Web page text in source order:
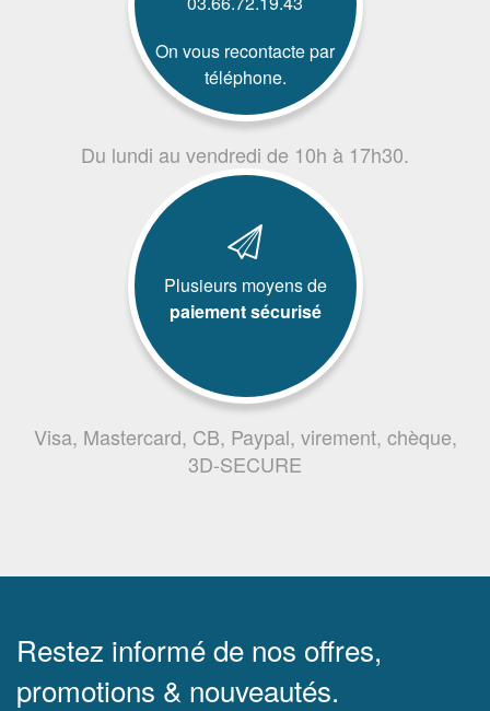
On vous recontacte par
téléphone.
Du lundi au vendredi de 10h à 17h30.
Plusieurs moyens de
paiement sécurisé
Visa, Mastercard, CB, Paypal, virement, chèque,
3D-SECURE
Restez informé de nos offres,
promotions & nouveautés.